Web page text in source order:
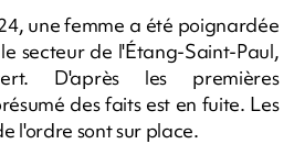
une femme a été poignardée
secteur de l'Étang-Saint-Paul,
D'après les premières
des faits est en fuite. Les
l'ordre sont sur place.